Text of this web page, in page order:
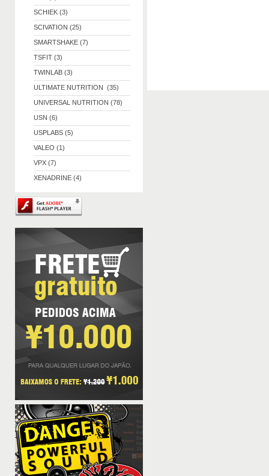
SCHIEK (3)
SCIVATION (25)
SMARTSHAKE (7)
TSFIT (3)
TWINLAB (3)
ULTIMATE NUTRITION (35)
UNIVERSAL NUTRITION (78)
USN (6)
USPLABS (5)
VALEO (1)
VPX (7)
XENADRINE (4)